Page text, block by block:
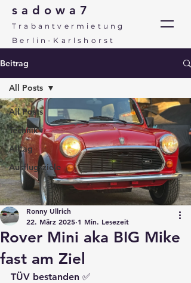
sadowa7
Trabantvermietung
Berlin-Karlshorst
Beitrag
All Posts
Technik
Alltag
Ausflugsziele
All Posts
Rover Mini aka BIG Mike
fast am Ziel
Ronny Ullrich
22. März 2025 1 Min. Lesezeit
TÜV bestanden ✅